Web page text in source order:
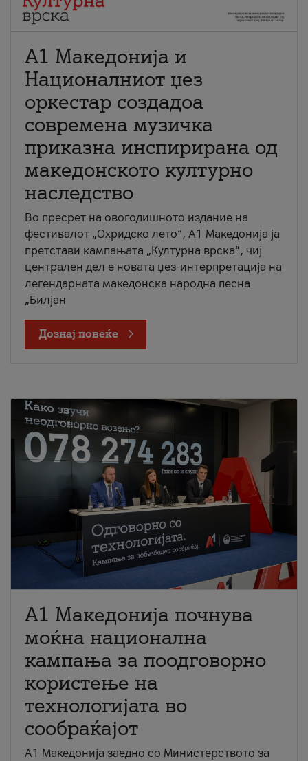
А1 Македонија и
Националниот џез
оркестар создадоа
современа музичка
приказна инспирирана од
македонското културно
наследство
Во пресрет на овогодишното издание на
фестивалот „Охридско лето“, А1 Македонија ја
претстави кампањата „Културна врска“, чиј
централен дел е новата џез-интерпретација на
легендарната македонска народна песна
„Билјан
Дознај повеќе
A1 Македонија почнува
моќна национална
кампања за поодговорно
користење на
технологијата во
сообраќајот
A1 Македонија заедно со Министерството за